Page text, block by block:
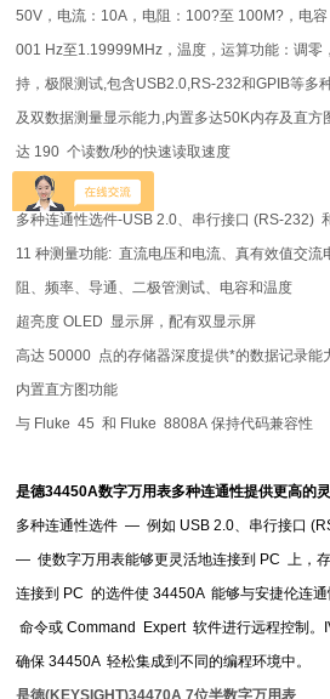
50V ，电流： 10A ，电阻： 100?至 100M? ，电容
001 Hz至1.19999MHz ，温度，运算功能：调零
持，极限测试,包含USB2.0,RS-232和GPIB等多
及双数据测量显示能力,内置多达50K内存及直方
达 190个读数/秒的快速读取速度
0.015% DCV精度
多种连通性选件-USB 2.0、串行接口 (RS-232)
11种测量功能:直流电压和电流、真有效值交流
阻、频率、导通、二极管测试、电容和温度
超亮度 OLED 显示屏，配有双显示屏
高达 50000 点的存储器深度提供*的数据记录能
内置直方图功能
与 Fluke 45和 Fluke 8808A保持代码兼容性
是德34450A数字万用表多种连通性提供更高的
多种连通性选件 —例如 USB 2.0、串行接口
—使数字万用表能够更灵活地连接到 PC上，
连接到 PC的选件使 34450A能够与安捷伦连
命令或 Command Expert软件进行远程控制。
确保 34450A轻松集成到不同的编程环境中。
是徳(KEYSIGHT)34470A 7位半数字万用表